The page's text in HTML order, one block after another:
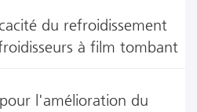
du refroidissement
à film tombant
l'amélioration du